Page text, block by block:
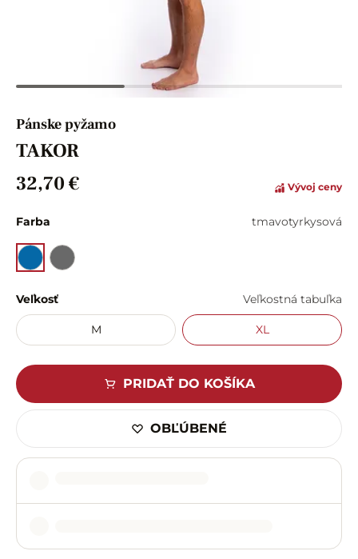
Pánske pyžamo
TAKOR
32,70 €
Vývoj ceny
Farba tmavotyrkysová
Veľkosť Veľkostná tabuľka
M XL
PRIDAŤ DO KOŠÍKA
OBĽÚBENÉ